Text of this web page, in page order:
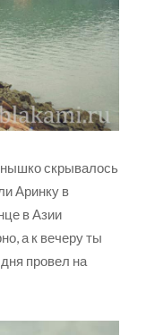
скрывалось
Аринку в
в Азии
а к вечеру ты
провел на